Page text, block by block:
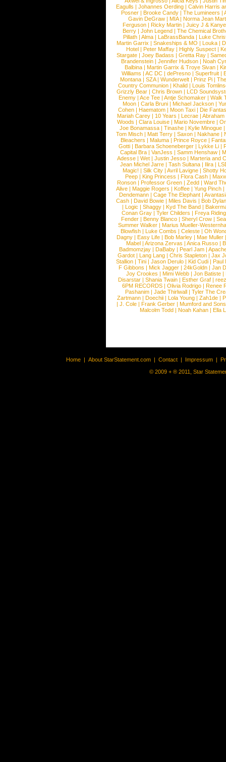
Eagulls |Johannes Oerding |Calvin Harris
Posner |Brooke Candy |The Lumineers |
Gavin DeGraw | MIA| Norma Jean
Ferguson | Ricky Martin | Juicy J &
Berry | John Legend | The Chemical
Pillath |Alma |LaBrassBanda |Luke
Martin Garrix | Snakeships & MO | Louka |
Hotel | Peter Maffay | Highly Suspect |
Stargate |Joey Badass |Gretta Ray |
Brandenstein |Jennifer Hudson |Noah
Balbina | Martin Garrix & Troye Sivan |
Williams |AC DC |dePresno |Superfruit |
Montana |SZA|Wunderwelt |Prinz Pi |
Country Communion | Khalid | Louis
Grizzly Bear | Chris Brown | LCD
Enemy | Ace Tee | Antje Schomaker | Walk
Moon |Carla Bruni |Michael Jackson |
Cohen |Haematom |Moon Taxi |Die
Mariah Carey | 10 Years | Lecrae | Abraham
Woods |Clara Louise |Mario Novembre |
Joe Bonamassa | Tinashe | Kylie Minogue |
Tom Misch |Matt Terry |Saxon |Nakhane |
Bleachers | Maluma | Prince Royce |
Gotti |Barbara Schoeneberger |Lykke Li |
Capital Bra |VanJess |Samm Henshaw |
Adesse |Wet |Justin Jesso |Marteria and
Jean Michel Jarre |Tash Sultana | Ilira |
Magic! | Silk City | Avril Lavigne | Shotty
Peep |King Princess |Flora Cash |
Ronson |Professor Green |Zedd |Ward
Alive |Maggie Rogers |Koffee |Yung Pinch |
Dendemann |Cage The Elephant |
Cash | David Bowie | Miles Davis | Bob Dylan
|Logic |Shaggy |Kyd The Band |
Conan Gray |Tyler Childers |Freya
Fender |Benny Blanco |Sheryl Crow |
Summer Walker |Marius Mueller-
Blowfish | Luke Combs | Celeste | Oh
Dagny |Easy Life |Bob Marley |Mae Muller
Mabel |Arizona Zervas |Anica Russo |
Badmomzjay |DaBaby |Pearl Jam |
Gardot | Lang Lang | Chris Stapleton | Jax
Stallion |Tini |Jason Derulo |Kid Cudi |Paul
F Gibbons | Mick Jagger | 24kGoldn | Jan
Joy Crookes | Mimi Webb | Jon Batiste |
Disarstar | Shania Twain | Esther Graf |
6PM RECORDS | Olivia Rodrigo | Renee
Pashanim |Jade Thirlwall |Tyler The
Zartmann | Doechii | Lola Young | Zah1de |
| J. Cole | Frank Gerber | Mumford and Sons
Malcolm Todd | Noah Kahan | Ella
Home | About StarStatement.com | Contact | Impressum |
© 2009 + ® 2011, Star